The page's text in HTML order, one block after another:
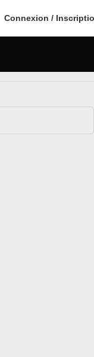
Connexion /